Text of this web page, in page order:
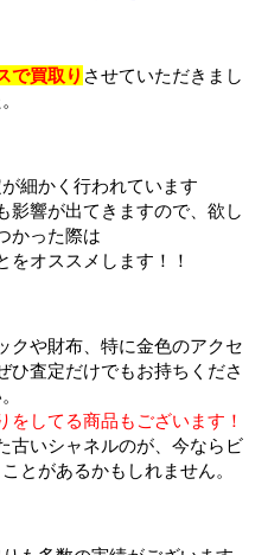
で買取り させていただきまし
細かく行われています
影響が出てきますので、欲し
かった際は
をオススメします！！
クや財布、特に金色のアクセ
ひ査定だけでもお持ちくださ
をしてる商品もございます！
古いシャネルのが、今ならビ
とがあるかもしれません。